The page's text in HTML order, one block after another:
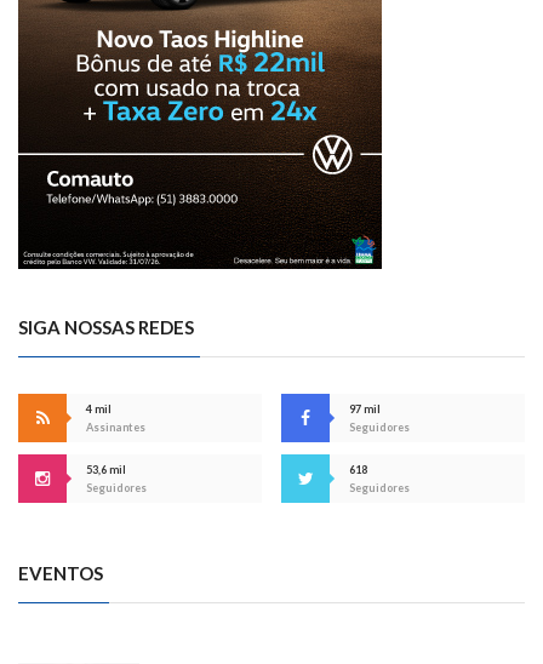
SIGA NOSSAS REDES
4 mil
Assinantes
97 mil
Seguidores
53,6 mil
Seguidores
618
Seguidores
EVENTOS